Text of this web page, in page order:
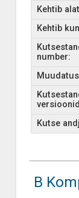
Kehtib
Kehtib
number:
Kutse
B